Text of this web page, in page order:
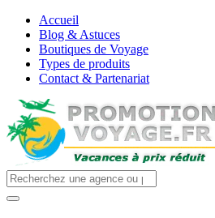
Accueil
Blog & Astuces
Boutiques de Voyage
Types de produits
Contact & Partenariat